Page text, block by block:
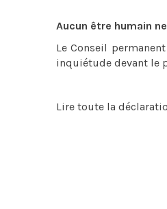
Aucun être humain
Le Conseil
inquiétude devant le
Lire toute la